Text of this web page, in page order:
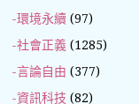
-環境永續 (97)
-社會正義 (1285)
-言論自由 (377)
-資訊科技 (82)